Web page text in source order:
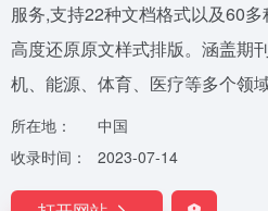
服务,支持22种文档格式以及60
高度还原原文样式排版。涵盖期
机、能源、体育、医疗等多个领
所在地：
中国
收录时间：
2023-07-14